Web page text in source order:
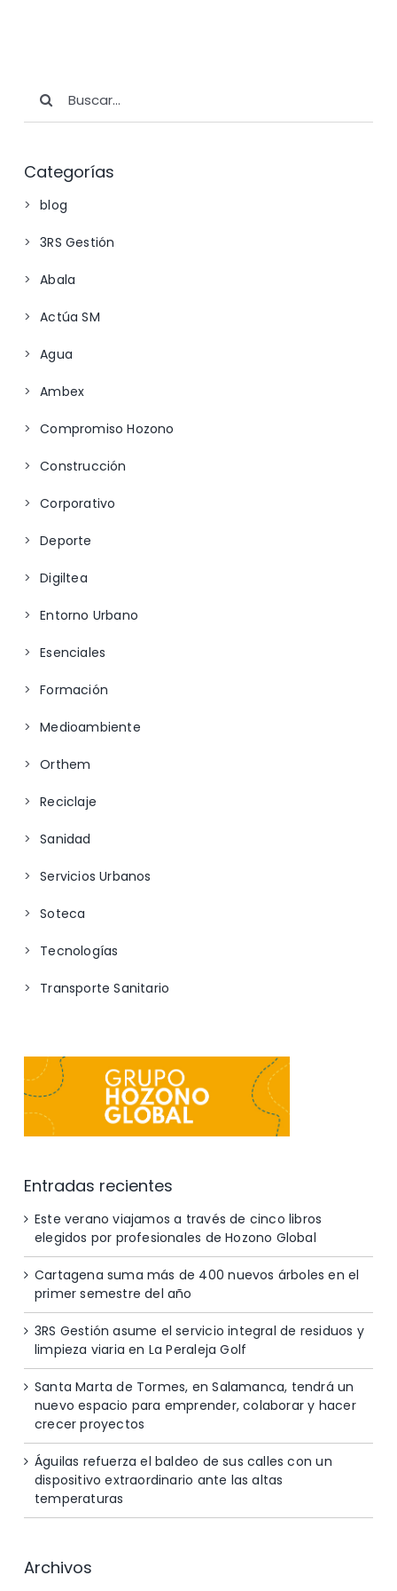
Categorías
blog
3RS Gestión
Abala
Actúa SM
Agua
Ambex
Compromiso Hozono
Construcción
Corporativo
Deporte
Digiltea
Entorno Urbano
Esenciales
Formación
Medioambiente
Orthem
Reciclaje
Sanidad
Servicios Urbanos
Soteca
Tecnologías
Transporte Sanitario
Entradas recientes
Este verano viajamos a través de cinco libros
elegidos por profesionales de Hozono Global
Cartagena suma más de 400 nuevos árboles en el
primer semestre del año
3RS Gestión asume el servicio integral de residuos y
limpieza viaria en La Peraleja Golf
Santa Marta de Tormes, en Salamanca, tendrá un
nuevo espacio para emprender, colaborar y hacer
crecer proyectos
Águilas refuerza el baldeo de sus calles con un
dispositivo extraordinario ante las altas
temperaturas
Archivos